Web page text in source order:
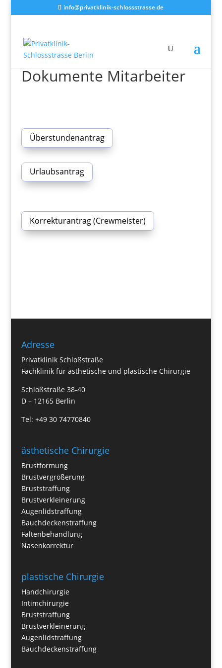
info@privatklinik-schlossstrasse.de
Dokumente Mitarbeiter
Überstundenantrag
Urlaubsantrag
Korrekturantrag (Crewmeister)
Adresse
Privatklinik Schloßstraße
Fachklinik für ästhetische und plastische Chirurgie
Schloßstraße 38-40
D – 12165 Berlin
Tel: +49 30 74770840
ästhetische Chirurgie
Brustformung
Brustvergrößerung
Bruststraffung
Brustverkleinerung
Augenlidstraffung
Bauchdeckenstraffung
Faltenbehandlung
Nasenkorrektur
plastische Chirurgie
Handchirurgie
Intimchirurgie
Bruststraffung
Brustverkleinerung
Augenlidstraffung
Bauchdeckenstraffung